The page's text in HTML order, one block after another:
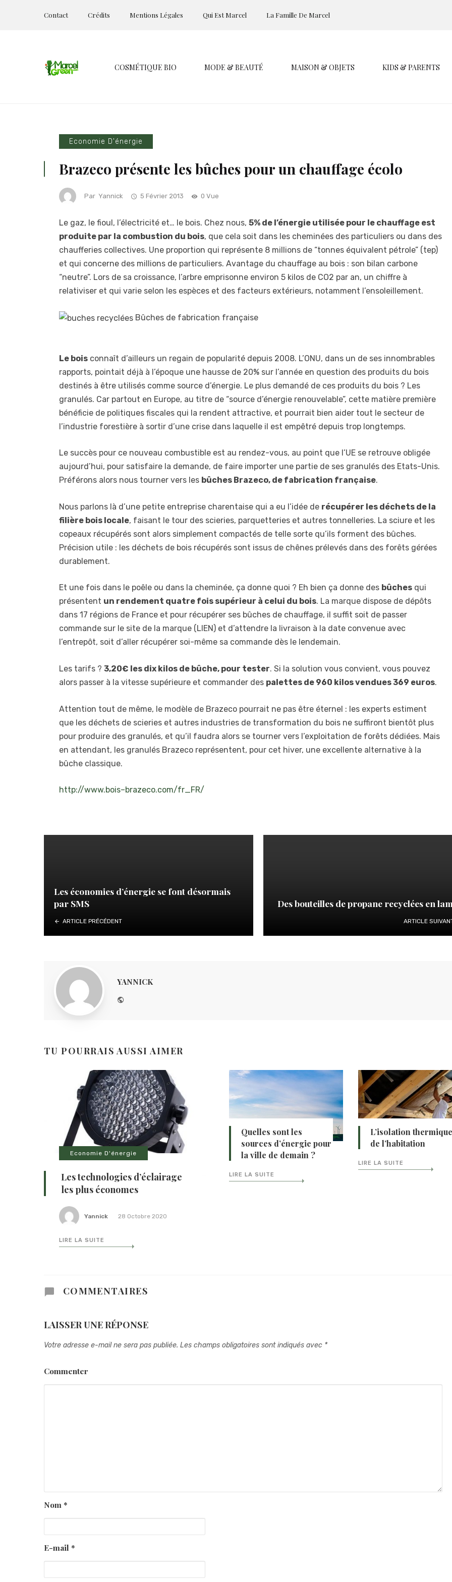
Contact Crédits Mentions Légales Qui Est Marcel La Famille De Marcel
COSMÉTIQUE BIO MODE & BEAUTÉ MAISON & OBJETS KIDS & PARENTS
Economie D'énergie
Brazeco présente les bûches pour un chauffage écolo
Par Yannick 5 Février 2013 0 Vue
Le gaz, le fioul, l’électricité et… le bois. Chez nous, 5% de l’énergie utilisée pour le chauffage est
produite par la combustion du bois, que cela soit dans les cheminées des particuliers ou dans des
chaufferies collectives. Une proportion qui représente 8 millions de “tonnes équivalent pétrole” (tep)
et qui concerne des millions de particuliers. Avantage du chauffage au bois : son bilan carbone
“neutre”. Lors de sa croissance, l’arbre emprisonne environ 5 kilos de CO2 par an, un chiffre à
relativiser et qui varie selon les espèces et des facteurs extérieurs, notamment l’ensoleillement.
Bûches de fabrication française
Le bois connaît d’ailleurs un regain de popularité depuis 2008. L’ONU, dans un de ses innombrables
rapports, pointait déjà à l’époque une hausse de 20% sur l’année en question des produits du bois
destinés à être utilisés comme source d’énergie. Le plus demandé de ces produits du bois ? Les
granulés. Car partout en Europe, au titre de “source d’énergie renouvelable”, cette matière première
bénéficie de politiques fiscales qui la rendent attractive, et pourrait bien aider tout le secteur de
l’industrie forestière à sortir d’une crise dans laquelle il est empêtré depuis trop longtemps.
Le succès pour ce nouveau combustible est au rendez-vous, au point que l’UE se retrouve obligée
aujourd’hui, pour satisfaire la demande, de faire importer une partie de ses granulés des Etats-Unis.
Préférons alors nous tourner vers les bûches Brazeco, de fabrication française.
Nous parlons là d’une petite entreprise charentaise qui a eu l’idée de récupérer les déchets de la
filière bois locale, faisant le tour des scieries, parquetteries et autres tonnelleries. La sciure et les
copeaux récupérés sont alors simplement compactés de telle sorte qu’ils forment des bûches.
Précision utile : les déchets de bois récupérés sont issus de chênes prélevés dans des forêts gérées
durablement.
Et une fois dans le poêle ou dans la cheminée, ça donne quoi ? Eh bien ça donne des bûches qui
présentent un rendement quatre fois supérieur à celui du bois. La marque dispose de dépôts
dans 17 régions de France et pour récupérer ses bûches de chauffage, il suffit soit de passer
commande sur le site de la marque (LIEN) et d’attendre la livraison à la date convenue avec
l’entrepôt, soit d’aller récupérer soi-même sa commande dès le lendemain.
Les tarifs ? 3,20€ les dix kilos de bûche, pour tester. Si la solution vous convient, vous pouvez
alors passer à la vitesse supérieure et commander des palettes de 960 kilos vendues 369 euros.
Attention tout de même, le modèle de Brazeco pourrait ne pas être éternel : les experts estiment
que les déchets de scieries et autres industries de transformation du bois ne suffiront bientôt plus
pour produire des granulés, et qu’il faudra alors se tourner vers l’exploitation de forêts dédiées. Mais
en attendant, les granulés Brazeco représentent, pour cet hiver, une excellente alternative à la
bûche classique.
http://www.bois–brazeco.com/fr_FR/
Les économies d’énergie se font désormais
par SMS
ARTICLE PRÉCÉDENT
Des bouteilles de propane recyclées en
ARTICLE
YANNICK
TU POURRAIS AUSSI AIMER
Economie D'énergie
Les technologies d’éclairage
les plus économes
Yannick 28 Octobre 2020
LIRE LA SUITE
Quelles sont les
sources d’énergie pour
la ville de demain ?
LIRE LA SUITE
L’isolation
de l’habitation
LIRE LA SUITE
COMMENTAIRES
LAISSER UNE RÉPONSE
Votre adresse e-mail ne sera pas publiée. Les champs obligatoires sont indiqués avec *
Commenter
Nom*
E-mail *